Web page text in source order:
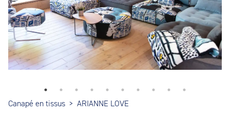
Canapé en tissus > ARIANNE LOVE